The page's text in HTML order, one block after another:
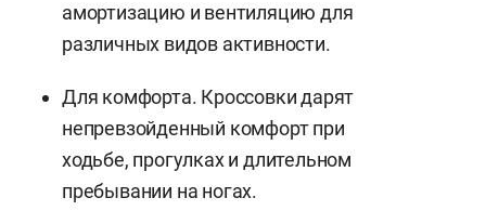
амортизацию и вентиляцию для
различных видов активности.
Для комфорта. Кроссовки дарят
непревзойденный комфорт при
ходьбе, прогулках и длительном
пребывании на ногах.